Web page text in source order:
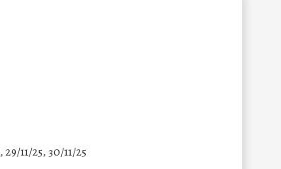
, 29/11/25, 30/11/25